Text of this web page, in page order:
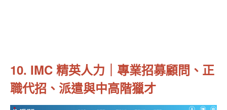
10. IMC 精英人力｜專業招募顧問、正
職代招、派遣與中高階獵才